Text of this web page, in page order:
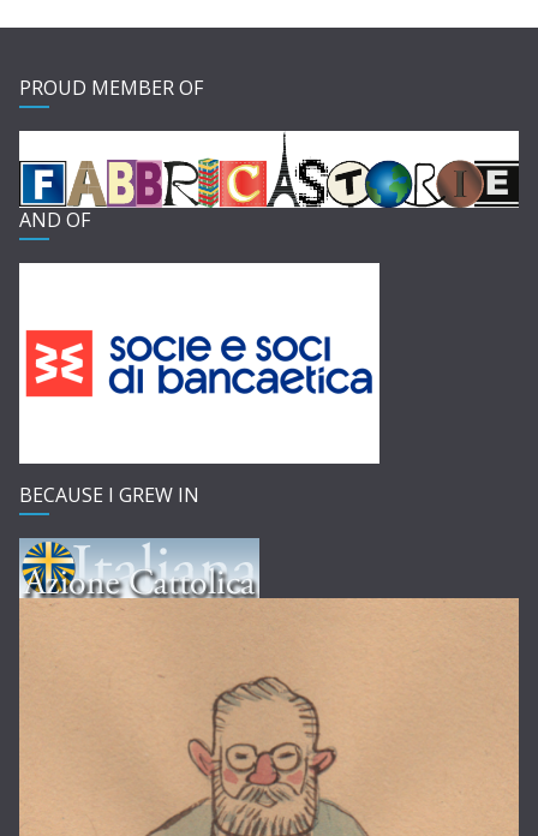
PROUD MEMBER OF
AND OF
BECAUSE I GREW IN